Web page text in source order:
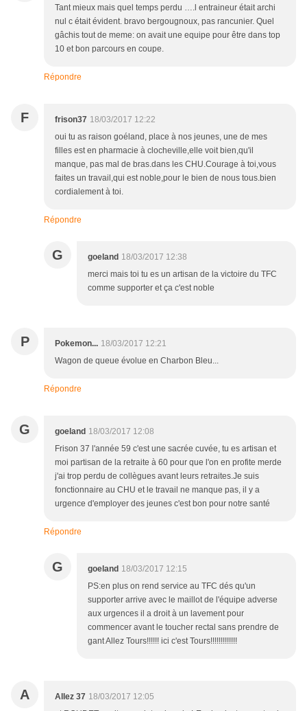
Tant mieux mais quel temps perdu ….l entraineur était archi
nul c était évident. bravo bergougnoux, pas rancunier. Quel
gâchis tout de meme: on avait une equipe pour être dans top
10 et bon parcours en coupe.
Répondre
F frison37 18/03/2017 12:22
oui tu as raison goéland, place à nos jeunes, une de mes
filles est en pharmacie à clocheville,elle voit bien,qu'il
manque, pas mal de bras.dans les CHU.Courage à toi,vous
faites un travail,qui est noble,pour le bien de nous tous.bien
cordialement à toi.
Répondre
G goeland 18/03/2017 12:38
merci mais toi tu es un artisan de la victoire du TFC
comme supporter et ça c'est noble
P Pokemon... 18/03/2017 12:21
Wagon de queue évolue en Charbon Bleu...
Répondre
G goeland 18/03/2017 12:08
Frison 37 l'année 59 c'est une sacrée cuvée, tu es artisan et
moi partisan de la retraite à 60 pour que l'on en profite merde
j'ai trop perdu de collègues avant leurs retraites.Je suis
fonctionnaire au CHU et le travail ne manque pas, il y a
urgence d'employer des jeunes c'est bon pour notre santé
Répondre
G goeland 18/03/2017 12:15
PS:en plus on rend service au TFC dés qu'un
supporter arrive avec le maillot de l'équipe adverse
aux urgences il a droit à un lavement pour
commencer avant le toucher rectal sans prendre de
gant Allez Tours!!!!!! ici c'est Tours!!!!!!!!!!!!!
A Allez 37 18/03/2017 12:05